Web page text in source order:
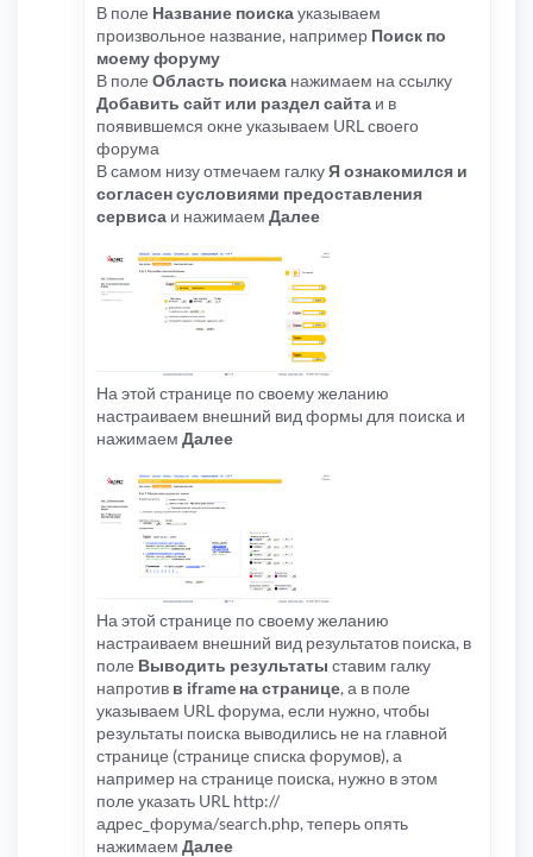
В поле Название поискауказываем
произвольное название, например Поиск по
моему форуму
В поле Область поиска нажимаем на ссылку
Добавить сайт или раздел сайта и в
появившемся окне указываем URL своего
форума
В самом низу отмечаем галкуЯ ознакомился и
согласен сусловиями предоставления
сервиса и нажимаем Далее
На этой странице по своему желанию
настраиваем внешний вид формы для поиска и
нажимаем Далее
На этой странице по своему желанию
настраиваем внешний вид результатов поиска, в
поле Выводить результаты ставим галку
напротив в iframe на странице, а в поле
указываем URL форума, если нужно, чтобы
результаты поиcка выводились не на главной
странице (странице списка форумов), а
например на странице поиска, нужно в этом
поле указать URL http://
адрес_форума/search.php, теперь опять
нажимаем Далее